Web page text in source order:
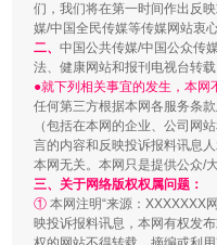
站台名比不上
们，我们将在第一时间作出反
媒/中国全民传媒等传媒网站衷
二、 中国公共传媒/中国公众传
法、健康网站和报刊电视台转
●就下列相关事宜的发生，本
任何第三方根据本网各服务条
（包括在本网的企业、公司网
言的内容和反映投诉报料讯息
本网无关。本网只是提供公众/
三、关于网络版权权属问题：
① 本网注明“来源：XXXXXXX
映投诉报料讯息，本网有权发